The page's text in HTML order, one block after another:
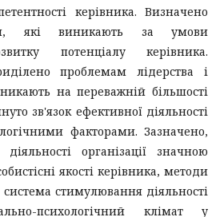
керівника. Визначено
які виникають за умови
потенціалу керівника.
проблемам лідерства і
на переважній більшості
зв'язок ефективної діяльності
факторами. Зазначено,
організації значною
якості керівника, методи
система стимулювання діяльності
психологічний клімат у